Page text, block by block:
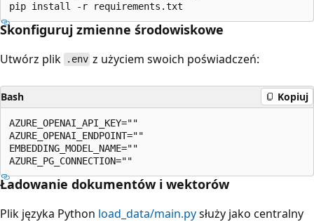
Skonfiguruj zmienne środowiskowe
Utwórz plik .env z użyciem swoich poświadczeń:
Bash Kopiuj
AZURE_OPENAI_API_KEY=""
AZURE_OPENAI_ENDPOINT=""
EMBEDDING_MODEL_NAME=""
Ładowanie dokumentów i wektorów
Plik języka Python load_data/main.pysłuży jako centralny